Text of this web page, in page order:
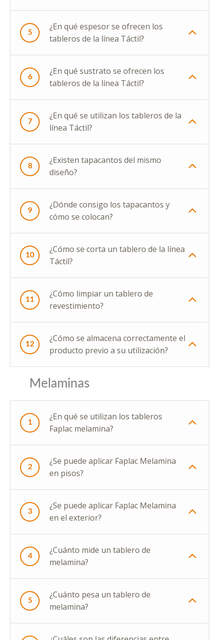
5
¿En qué espesor se ofrecen los
tableros de la línea Táctil?
6
¿En qué sustrato se ofrecen los
tableros de la línea Táctil?
7
¿En qué se utilizan los tableros de la
línea Táctil?
8
¿Existen tapacantos del mismo
diseño?
9
¿Dónde consigo los tapacantos y
cómo se colocan?
10
¿Cómo se corta un tablero de la línea
Táctil?
11
¿Cómo limpiar un tablero de
revestimiento?
12
¿Cómo se almacena correctamente el
producto previo a su utilización?
Melaminas
1
¿En qué se utilizan los tableros
Faplac melamina?
2
¿Se puede aplicar Faplac Melamina
en pisos?
3
¿Se puede aplicar Faplac Melamina
en el exterior?
4
¿Cuánto mide un tablero de
melamina?
5
¿Cuánto pesa un tablero de
melamina?